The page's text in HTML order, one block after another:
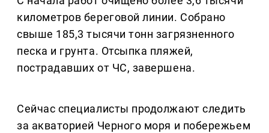
километров береговой линии. Собрано
свыше 185,3 тысячи тонн загрязненного
песка и грунта. Отсыпка пляжей,
пострадавших от ЧС, завершена.
Сейчас специалисты продолжают следить
за акваторией Черного моря и побережьем